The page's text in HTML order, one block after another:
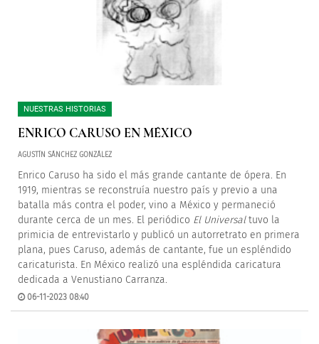
NUESTRAS HISTORIAS
ENRICO CARUSO EN MÉXICO
AGUSTÍN SÁNCHEZ GONZÁLEZ
Enrico Caruso ha sido el más grande cantante de ópera. En
1919, mientras se reconstruía nuestro país y previo a una
batalla más contra el poder, vino a México y permaneció
durante cerca de un mes. El periódico El Universaltuvo la
primicia de entrevistarlo y publicó un autorretrato en primera
plana, pues Caruso, además de cantante, fue un espléndido
caricaturista. En México realizó una espléndida caricatura
dedicada a Venustiano Carranza.
06-11-2023 08:40